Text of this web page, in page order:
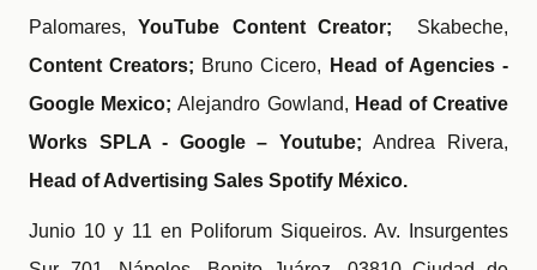
Palomares,YouTube Content Creator; Skabeche,
Content Creators; Bruno Cicero,
Head of Agencies -
Google Mexico;Alejandro Gowland, Head of Creative
Works SPLA - Google – Youtube;Andrea Rivera,
Head of Advertising Sales Spotify México.
Junio 10 y 11 en Poliforum Siqueiros. Av. Insurgentes